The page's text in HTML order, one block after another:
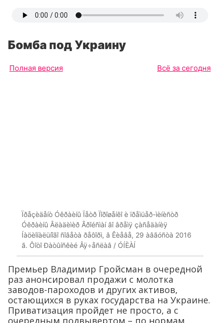
Бомба под Украину
Полная версия Всё за сегодня
Ïðåçèäåíò Óêðàèíû Ïåòð Ïîðîøåíêî è ïðåìüåð-ìèíèñòð
Óêðàèíû Âëàäèìèð Ãðîéñìàí âî âðåìÿ çàñåäàíèÿ
Íàöèîíàëüíîãî ñîâåòà ðåôîðì, â Êèåâå, 29 àâãóñòà 2016
ã. Ôîòî Ðàòûíñêèé Âÿ÷åñëàâ / ÓÍÈÀÍ
Премьер Владимир Гройсман в очередной
раз анонсировал продажи с молотка
заводов-пароходов и других активов,
остающихся в руках государства на Украине.
Приватизация пройдет не просто, а с
очередным подвывертом – по нормам